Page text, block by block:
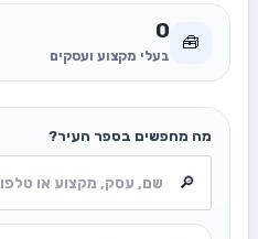
🧰
0
בעלי מקצוע ועסקים
מה מחפשים בספר העיר?